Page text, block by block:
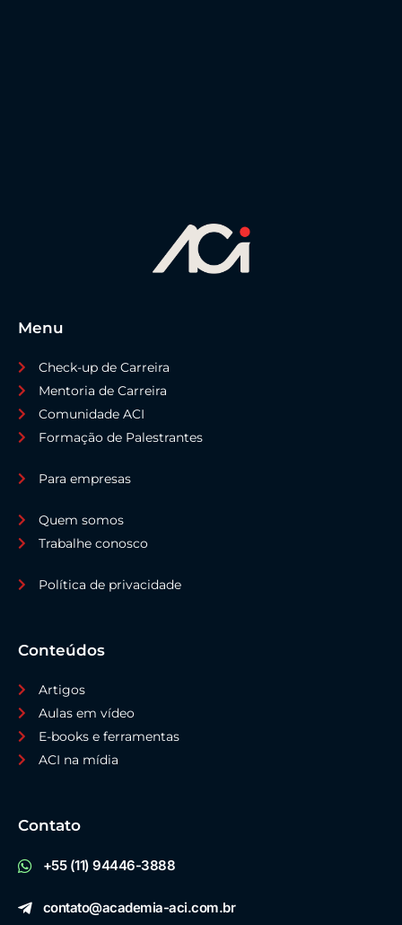
Menu
Check-up de Carreira
Mentoria de Carreira
Comunidade ACI
Formação de Palestrantes
Para empresas
Quem somos
Trabalhe conosco
Política de privacidade
Conteúdos
Artigos
Aulas em vídeo
E-books e ferramentas
ACI na mídia
Contato
+55 (11) 94446-3888
contato@academia-aci.com.br